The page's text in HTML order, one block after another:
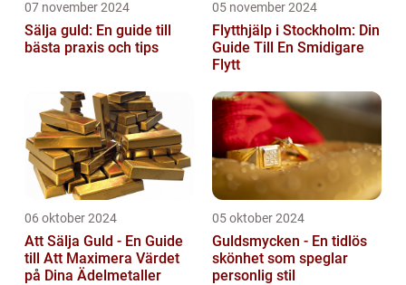
07 november 2024
Sälja guld: En guide till
bästa praxis och tips
05 november 2024
Flytthjälp i Stockholm: Din
Guide Till En Smidigare
Flytt
06 oktober 2024
Att Sälja Guld - En Guide
till Att Maximera Värdet
på Dina Ädelmetaller
05 oktober 2024
Guldsmycken - En tidlös
skönhet som speglar
personlig stil